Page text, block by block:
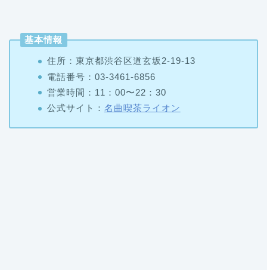
基本情報
住所：東京都渋谷区道玄坂2-19-13
電話番号：03-3461-6856
営業時間：11：00〜22：30
公式サイト： 名曲喫茶ライオン